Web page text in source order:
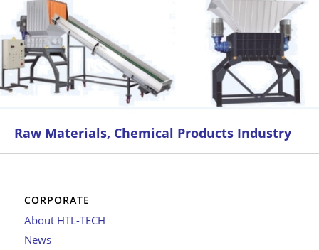
Raw Materials, Chemical Products Industry
CORPORATE
About HTL-TECH
News